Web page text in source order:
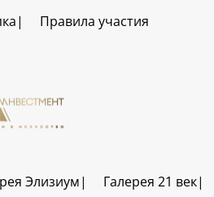
Правила участия
Элизиум Галерея 21 век